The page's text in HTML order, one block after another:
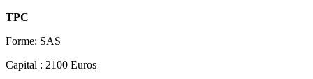
TPC
Forme: SAS
Capital : 2100 Euros